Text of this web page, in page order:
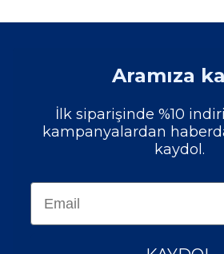
Aramıza
İlk siparişinde %10
kampanyalardan
kaydol.
EMAIL